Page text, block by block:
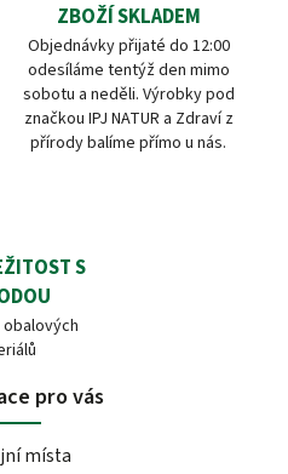
ZBOŽÍ SKLADEM
Objednávky přijaté do 12:00
odesíláme tentýž den mimo
sobotu a neděli. Výrobky pod
značkou IPJ NATUR a Zdraví z
přírody balíme přímo u nás.
S
pro vás
místa